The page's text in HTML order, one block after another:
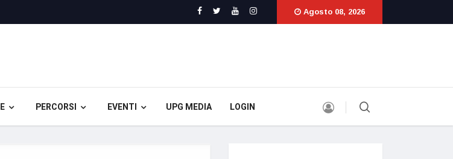
Agosto 08, 2026
PERCORSI EVENTI UPG MEDIA LOGIN